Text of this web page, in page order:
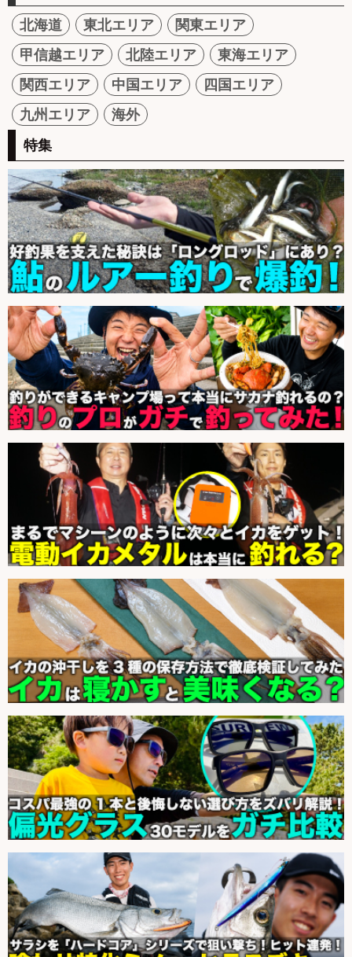
北海道 東北エリア
関東エリア
甲信越エリア
北陸エリア
東海エリア
関西エリア
中国エリア
四国エリア
九州エリア
海外
特集